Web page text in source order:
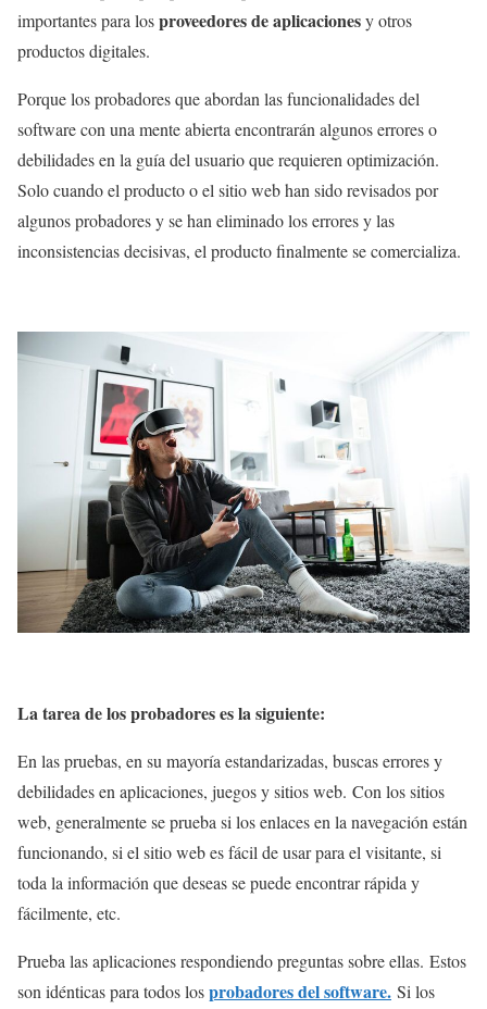
importantes para losproveedores de aplicacionesy otros
productos digitales.
Porque los probadores que abordan las funcionalidades del
software con una mente abierta encontrarán algunos errores o
debilidades en la guía del usuario que requieren optimización.
Solo cuando el producto o el sitio web han sido revisados por
algunos probadores y se han eliminado los errores y las
inconsistencias decisivas, el producto finalmente se comercializa.
La tarea de los probadores es la siguiente:
En las pruebas, en su mayoría estandarizadas, buscas errores y
debilidades en aplicaciones, juegos y sitios web. Con los sitios
web, generalmente se prueba si los enlaces en la navegación están
funcionando, si el sitio web es fácil de usar para el visitante, si
toda la información que deseas se puede encontrar rápida y
fácilmente, etc.
Prueba las aplicaciones respondiendo preguntas sobre ellas. Estos
son idénticas para todos losprobadores del software. Si los